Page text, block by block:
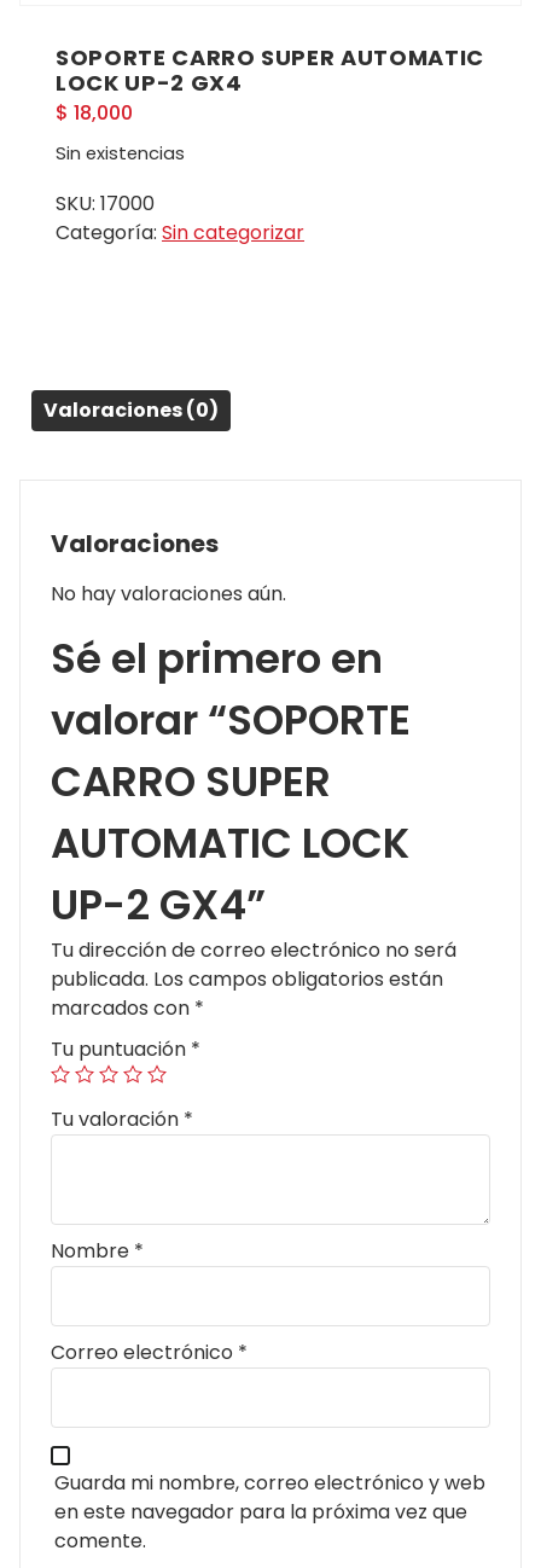
SOPORTE CARRO SUPER AUTOMATIC
LOCK UP-2 GX4
$ 18,000
Sin existencias
SKU: 17000
Categoría: Sin categorizar
Valoraciones (0)
Valoraciones
No hay valoraciones aún.
Sé el primero en
valorar “SOPORTE
CARRO SUPER
AUTOMATIC LOCK
UP-2 GX4”
Tu dirección de correo electrónico no será
publicada. Los campos obligatorios están
marcados con *
Tu puntuación *
Tu valoración *
Nombre *
Correo electrónico *
Guarda mi nombre, correo electrónico y web
en este navegador para la próxima vez que
comente.